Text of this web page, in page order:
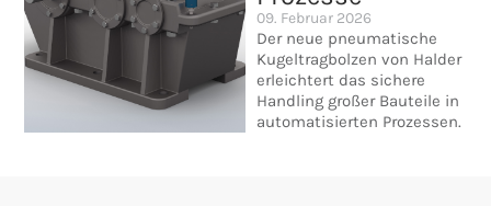
09. Februar 2026
Der neue pneumatische
Kugeltragbolzen von Halder
erleichtert das sichere
Handling großer Bauteile in
automatisierten Prozessen.